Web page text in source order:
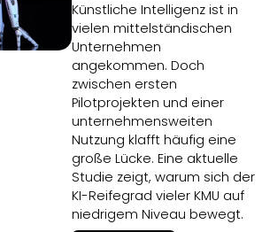
Künstliche Intelligenz ist in
vielen mittelständischen
Unternehmen
angekommen. Doch
zwischen ersten
Pilotprojekten und einer
unternehmensweiten
Nutzung klafft häufig eine
große Lücke. Eine aktuelle
Studie zeigt, warum sich der
KI-Reifegrad vieler KMU auf
niedrigem Niveau bewegt.